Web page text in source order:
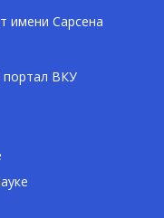
имени Сарсена
ВКУ
Отвечу